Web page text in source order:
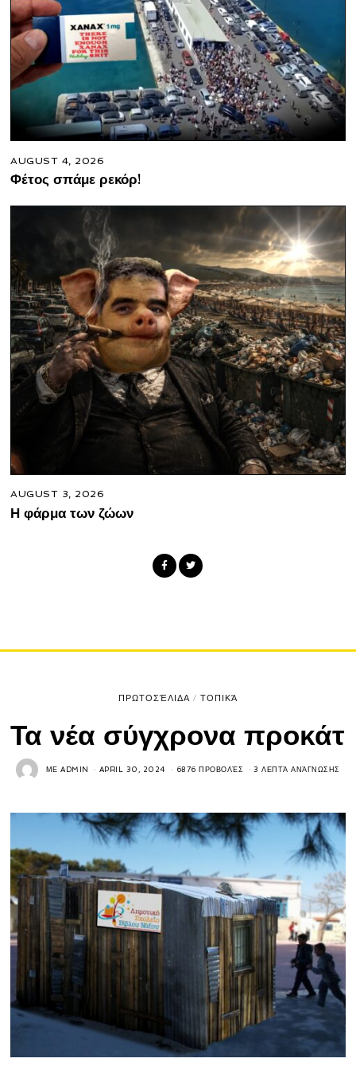
AUGUST 4, 2026
Φέτος σπάμε ρεκόρ!
AUGUST 3, 2026
Η φάρμα των ζώων
ΠΡΩΤΟΣΈΛΙΔΑ / ΤΟΠΙΚΆ
Τα νέα σύγχρονα προκάτ
ΜΕADMIN APRIL 30, 2024 6876 ΠΡΟΒΟΛΈΣ 3 ΛΕΠΤΆ ΑΝΆΓΝΩΣΗΣ